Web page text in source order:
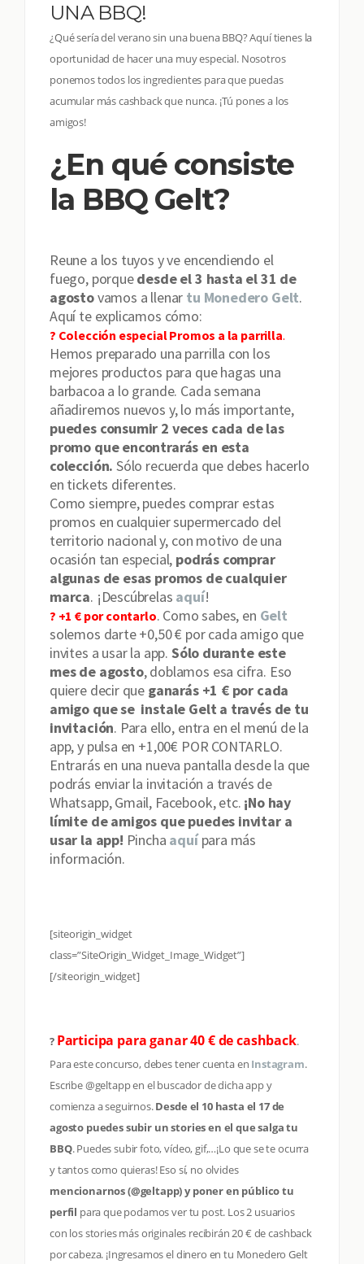
UNA BBQ!
¿Qué sería del verano sin una buena BBQ? Aquí tienes la
oportunidad de hacer una muy especial. Nosotros
ponemos todos los ingredientes para que puedas
acumular más cashback que nunca. ¡Tú pones a los
amigos!
¿En qué consiste
la BBQ Gelt?
Reune a los tuyos y ve encendiendo el
fuego, porquedesde el 3 hasta el 31 de
agostovamos a llenar tu Monedero Gelt.
Aquí te explicamos cómo:
? Colección especial Promos a la parrilla.
Hemos preparado una parrilla con los
mejores productos para que hagas una
barbacoa a lo grande. Cada semana
añadiremos nuevos y, lo más importante,
puedes consumir 2 veces cada de las
promo que encontrarás en esta
colección.Sólo recuerda que debes hacerlo
en tickets diferentes.
Como siempre, puedes comprar estas
promos en cualquier supermercado del
territorio nacional y, con motivo de una
ocasión tan especial, podrás comprar
algunas de esas promos de cualquier
marca. ¡Descúbrelas aquí!
? +1 € por contarlo. Como sabes, en Gelt
solemos darte +0,50 € por cada amigo que
invites a usar la app. Sólo durante este
mes de agosto, doblamos esa cifra. Eso
quiere decir que ganarás +1 € por cada
amigo que se instale Gelt a través de tu
invitación. Para ello, entra en el menú de la
app, y pulsa en +1,00€ POR CONTARLO.
Entrarás en una nueva pantalla desde la que
podrás enviar la invitación a través de
Whatsapp, Gmail, Facebook, etc. ¡No hay
límite de amigos que puedes invitar a
usar la app! Pincha aquípara más
información.
[siteorigin_widget
class=”SiteOrigin_Widget_Image_Widget”]
[/siteorigin_widget]
? Participa para ganar 40 € de cashback.
Para este concurso, debes tener cuenta en Instagram.
Escribe @geltapp en el buscador de dicha app y
comienza a seguirnos.Desde el 10 hasta el 17 de
agosto puedes subir un stories en el que salga tu
BBQ. Puedes subir foto, vídeo, gif,…¡Lo que se te ocurra
y tantos como quieras! Eso sí, no olvides
mencionarnos (@geltapp) y poner en público tu
perfil para que podamos ver tu post. Los 2 usuarios
con los stories más originales recibirán 20 € de cashback
por cabeza. ¡Ingresamos el dinero en tu Monedero Gelt